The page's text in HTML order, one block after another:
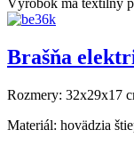
Výrobok má textilný
Brašňa
Rozmery: 32x29x17
Materiál: hovädzia